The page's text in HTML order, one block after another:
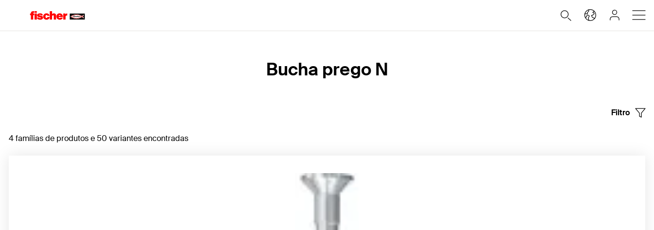
Bucha prego N
Filtro
4 famílias de produtos e 50 variantes encontradas